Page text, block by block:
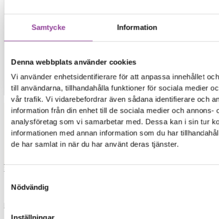
Samtycke Information
Denna webbplats använder cookies
Vi använder enhetsidentifierare för att anpassa innehållet
till användarna, tillhandahålla funktioner för sociala medier
vår trafik. Vi vidarebefordrar även sådana identifierare och
information från din enhet till de sociala medier och annons-
analysföretag som vi samarbetar med. Dessa kan i sin tur
informationen med annan information som du har
de har samlat in när du har använt deras tjänster.
Nödvändig
Kontakt
Elon Ljud & Bild